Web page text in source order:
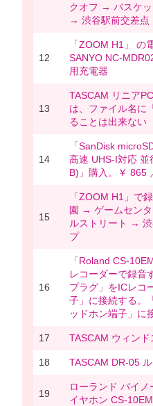
クオフ → バスケッ
→ 渋谷駅前交差点
12
「ZOOM H1」 の
SANYO NC-
用充電器
13
TASCAM リニア
は、ファイル名に
ることは出来ない
14
「SanDisk
高速 UHS-I対応
B)」購入。￥ 865
15
「ZOOM H1」で
園 → ゲームセン
ルストリート →
プ
16
「Roland CS-
レコーダーで録音
プラグ」をICレコ
子」に接続する。
ッドホン端子」に
17 TASCAM ウィンド
18 TASCAM DR-05
19
ローランド バイ
イヤホン CS-